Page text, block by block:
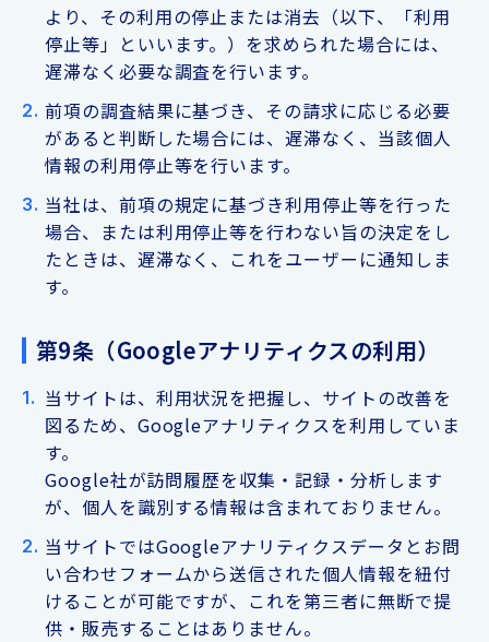
より、その利用の停止または消去（以下、「利用
停止等」といいます。）を求められた場合には、
遅滞なく必要な調査を行います。
前項の調査結果に基づき、その請求に応じる必要
があると判断した場合には、遅滞なく、当該個人
情報の利用停止等を行います。
当社は、前項の規定に基づき利用停止等を行った
場合、または利用停止等を行わない旨の決定をし
たときは、遅滞なく、これをユーザーに通知しま
す。
第9条（Googleアナリティクスの利用）
当サイトは、利用状況を把握し、サイトの改善を
図るため、Googleアナリティクスを利用していま
す。
Google社が訪問履歴を収集・記録・分析します
が、個人を識別する情報は含まれておりません。
当サイトではGoogleアナリティクスデータとお問
い合わせフォームから送信された個人情報を紐付
けることが可能ですが、これを第三者に無断で提
供・販売することはありません。